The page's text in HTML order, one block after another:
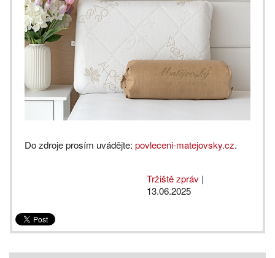
Do zdroje prosím uvádějte: povleceni-matejovsky.cz.
Tržiště zpráv |
13.06.2025